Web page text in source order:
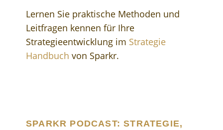
Lernen Sie praktische Methoden und
Leitfragen kennen für Ihre
Strategieentwicklung im Strategie
Handbuch von Sparkr.
SPARKR PODCAST: STRATEGIE,